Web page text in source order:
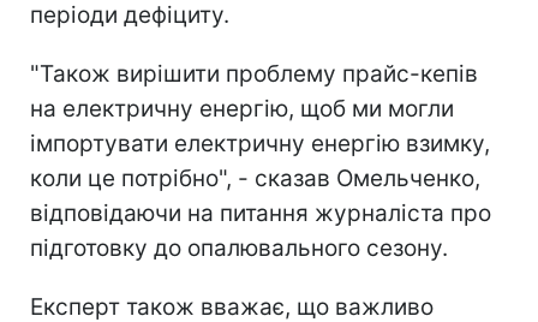
періоди дефіциту.
"Також вирішити проблему прайс-кепів
на електричну енергію, щоб ми могли
імпортувати електричну енергію взимку,
коли це потрібно", - сказав Омельченко,
відповідаючи на питання журналіста про
підготовку до опалювального сезону.
Експерт також вважає, що важливо